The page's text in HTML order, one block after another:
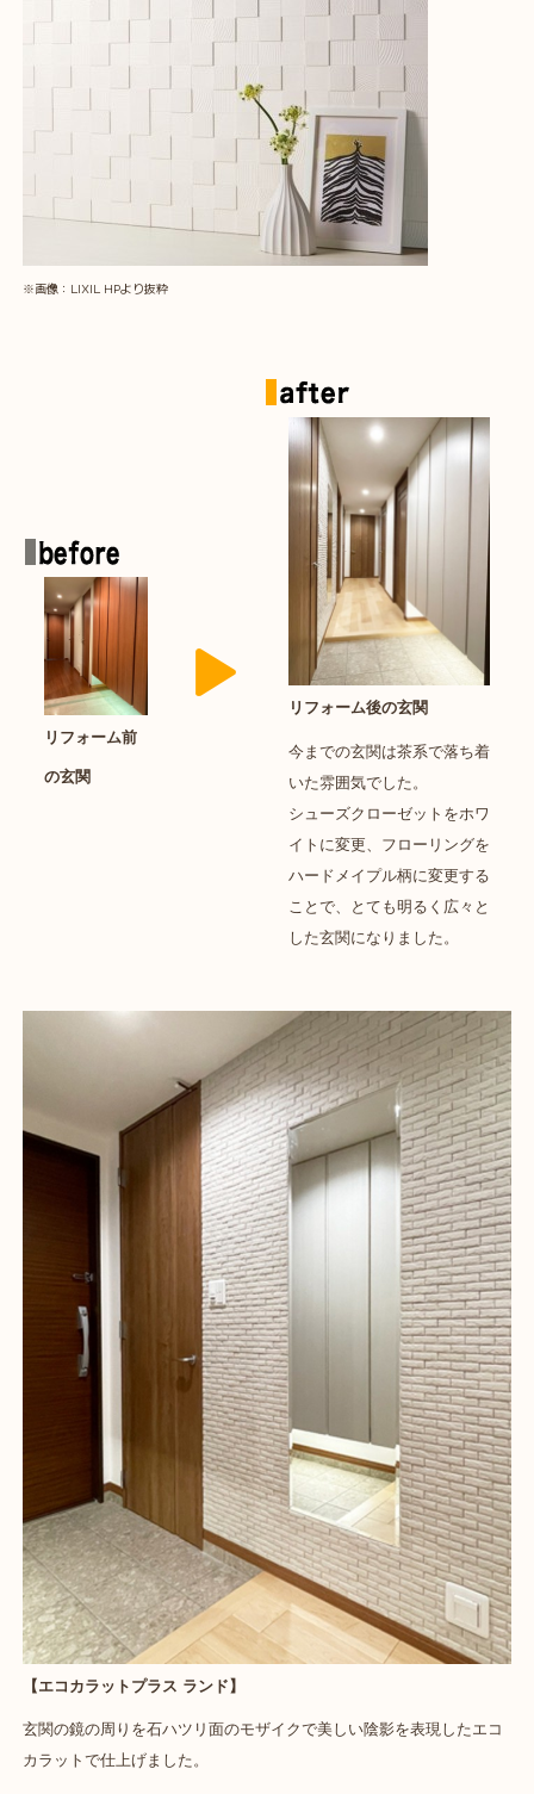
※画像：LIXIL HPより抜粋
リフォーム前
の玄関
リフォーム後の玄関
今までの玄関は茶系で落ち着
いた雰囲気でした。
シューズクローゼットをホワ
イトに変更、フローリングを
ハードメイプル柄に変更する
ことで、とても明るく広々と
した玄関になりました。
【エコカラットプラス ランド】
玄関の鏡の周りを石ハツリ面のモザイクで美しい陰影を表現したエコ
カラットで仕上げました。